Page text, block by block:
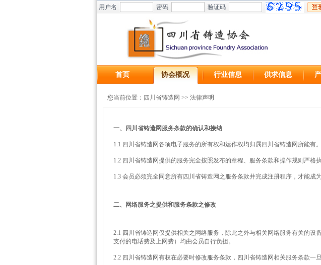
用户名 密码 验证码
首页 协会概况 行业信息 供求信息
您当前位置： 四川省铸造网 >> 法律声明
一、四川省铸造网服务条款的确认和接纳
1.1 四川省铸造网各项电子服务的所有权和运作权均归属四川省铸造网所能有。
1.2 四川省铸造网提供的服务完全按照发布的章程、服务条款和操作规则严格执
1.3 会员必须完全同意所有四川省铸造网之服务条款并完成注册程序，才能成
二、网络服务之提供和服务条款之修改
2.1 四川省铸造网仅提供相关之网络服务，除此之外与相关网络服务有关的
支付的电话费及上网费）均由会员自行负担。
2.2 四川省铸造网有权在必要时修改服务条款，四川省铸造网相关服务条款一